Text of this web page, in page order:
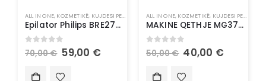
ALL IN ONE, KOZMETIKË, KUJDESI PERSONAL
Epilator Philips BRE275/00
0 out of 5
70,00€ 59,00 €
ALL IN ONE, KOZMETIKË, KUJDESI PERSONAL
MAKINE QETHJE MG3710/15 PHILIPS
0 out of 5
50,00€ 40,00 €